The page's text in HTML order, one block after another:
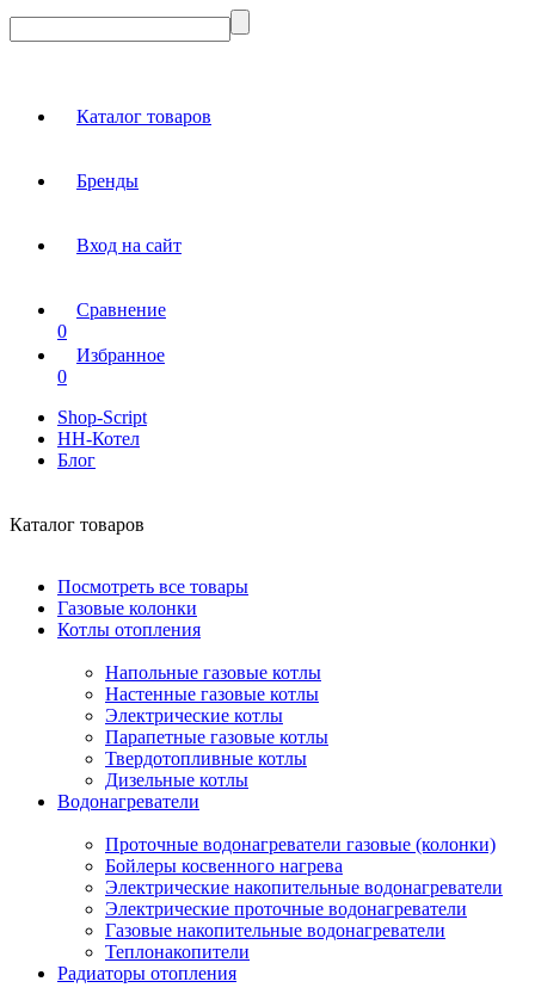
Каталог товаров
Бренды
Вход на сайт
Сравнение
0
Избранное
0
Shop-Script
НН-Котел
Блог
Каталог товаров
Посмотреть все товары
Газовые колонки
Котлы отопления
Напольные газовые котлы
Настенные газовые котлы
Электрические котлы
Парапетные газовые котлы
Твердотопливные котлы
Дизельные котлы
Водонагреватели
Проточные водонагреватели газовые (колонки)
Бойлеры косвенного нагрева
Электрические накопительные водонагреватели
Электрические проточные водонагреватели
Газовые накопительные водонагреватели
Теплонакопители
Радиаторы отопления